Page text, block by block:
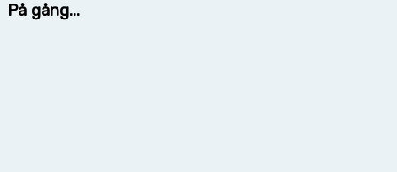
På gång...